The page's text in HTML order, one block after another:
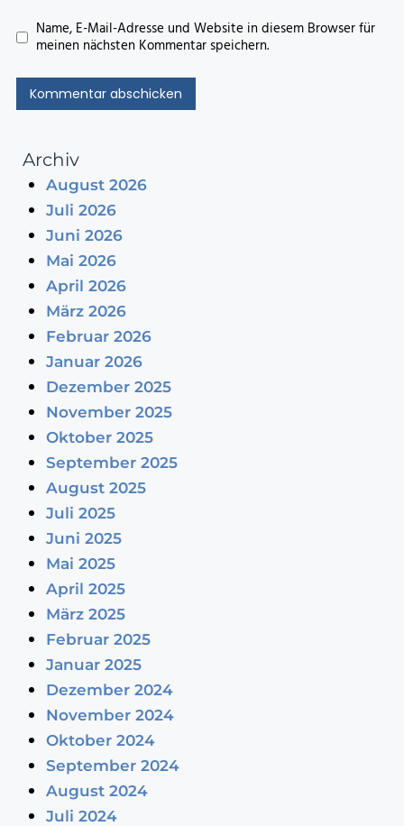
Name, E-Mail-Adresse und Website in diesem Browser für
meinen nächsten Kommentar speichern.
Archiv
August 2026
Juli 2026
Juni 2026
Mai 2026
April 2026
März 2026
Februar 2026
Januar 2026
Dezember 2025
November 2025
Oktober 2025
September 2025
August 2025
Juli 2025
Juni 2025
Mai 2025
April 2025
März 2025
Februar 2025
Januar 2025
Dezember 2024
November 2024
Oktober 2024
September 2024
August 2024
Juli 2024